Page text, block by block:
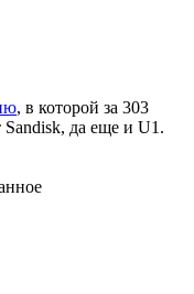
, в которой за 303
да еще и U1.